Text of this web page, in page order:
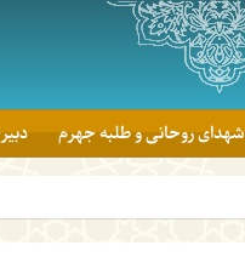
شهدای روحانی و طلبه جهرم
آئین اهدای